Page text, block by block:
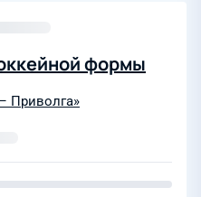
формы
Приволга»